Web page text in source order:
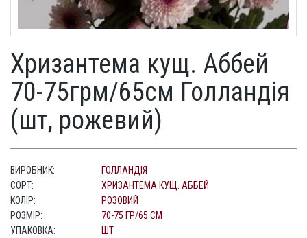
Хризантема кущ. Аббей
70-75грм/65см Голландія
(шт, рожевий)
ВИРОБНИК:
ГОЛЛАНДІЯ
СОРТ:
ХРИЗАНТЕМА КУЩ. АББЕЙ
КОЛІР:
РОЗОВИЙ
РОЗМІР:
70-75 ГР/65 СМ
УПАКОВКА:
ШТ